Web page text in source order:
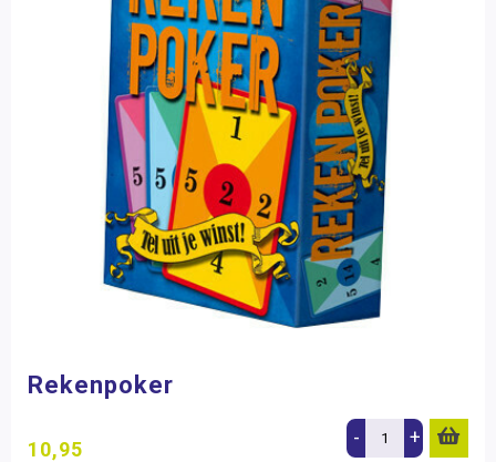
Rekenpoker
10,95 - +